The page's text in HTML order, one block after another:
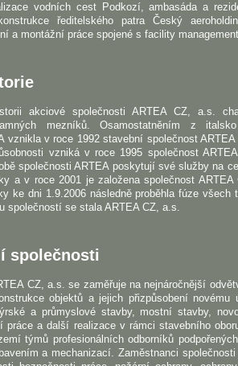
vodních cest Podkozí, ambasáda a
ředitelského patra Český
a montážní práce spojené s facility
akciové společnosti ARTEA CZ, a.s.
mezníků. Osamostatněním z
vznikla v roce 1992 stavební společnost
vzniká v roce 1995 společnost
společnosti ARTEA poskytují své služby na
a v roce 2001 je založena společnost
ke dni 1.9.2006 následně proběhla fúze všech
společností se stala ARTEA CZ, a.s.
společnosti
CZ, a.s. se zaměřuje na nejnáročnější
objektů a jejich přizpůsobení novému
a průmyslové stavby, mostní stavby,
práce a další realizace v rámci stavebního
týmů profesionálních odborníků
a mechanizací. Zaměstnanci společnosti